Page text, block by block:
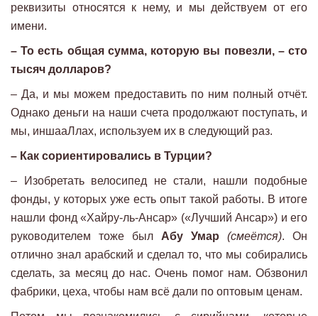
реквизиты относятся к нему, и мы действуем от его
имени.
– То есть общая сумма, которую вы повезли, – сто
тысяч долларов?
– Да, и мы можем предоставить по ним полный отчёт.
Однако деньги на наши счета продолжают поступать, и
мы, иншааЛлах, используем их в следующий раз.
– Как сориентировались в Турции?
– Изобретать велосипед не стали, нашли подобные
фонды, у которых уже есть опыт такой работы. В итоге
нашли фонд «Хайру-ль-Ансар» («Лучший Ансар») и его
руководителем тоже был Абу Умар (смеётся). Он
отлично знал арабский и сделал то, что мы собирались
сделать, за месяц до нас. Очень помог нам. Обзвонил
фабрики, цеха, чтобы нам всё дали по оптовым ценам.